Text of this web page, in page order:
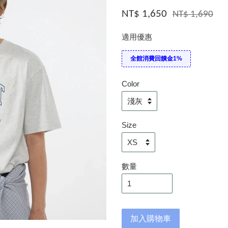
NT$ 1,650 NT$ 1,690
適用優惠
全館消費回饋金1%
Color
Size
數量
加入購物車